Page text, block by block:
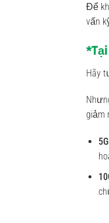
Để
vấn
*Tại
Hãy
giảm